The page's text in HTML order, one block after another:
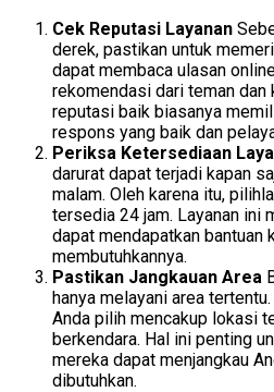
Cek Reputasi Layanan
derek, pastikan untuk
dapat membaca ulasan
rekomendasi dari teman dan
reputasi baik biasanya
respons yang baik dan
Periksa Ketersediaan
darurat dapat terjadi kapan
malam. Oleh karena itu,
tersedia 24 jam. Layanan ini
dapat mendapatkan bantuan
membutuhkannya.
Pastikan Jangkauan Area
hanya melayani area
Anda pilih mencakup lokasi
berkendara. Hal ini penting
mereka dapat menjangkau
dibutuhkan.